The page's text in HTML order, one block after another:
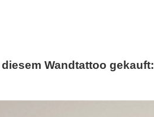
Wandtattoo gekauft: